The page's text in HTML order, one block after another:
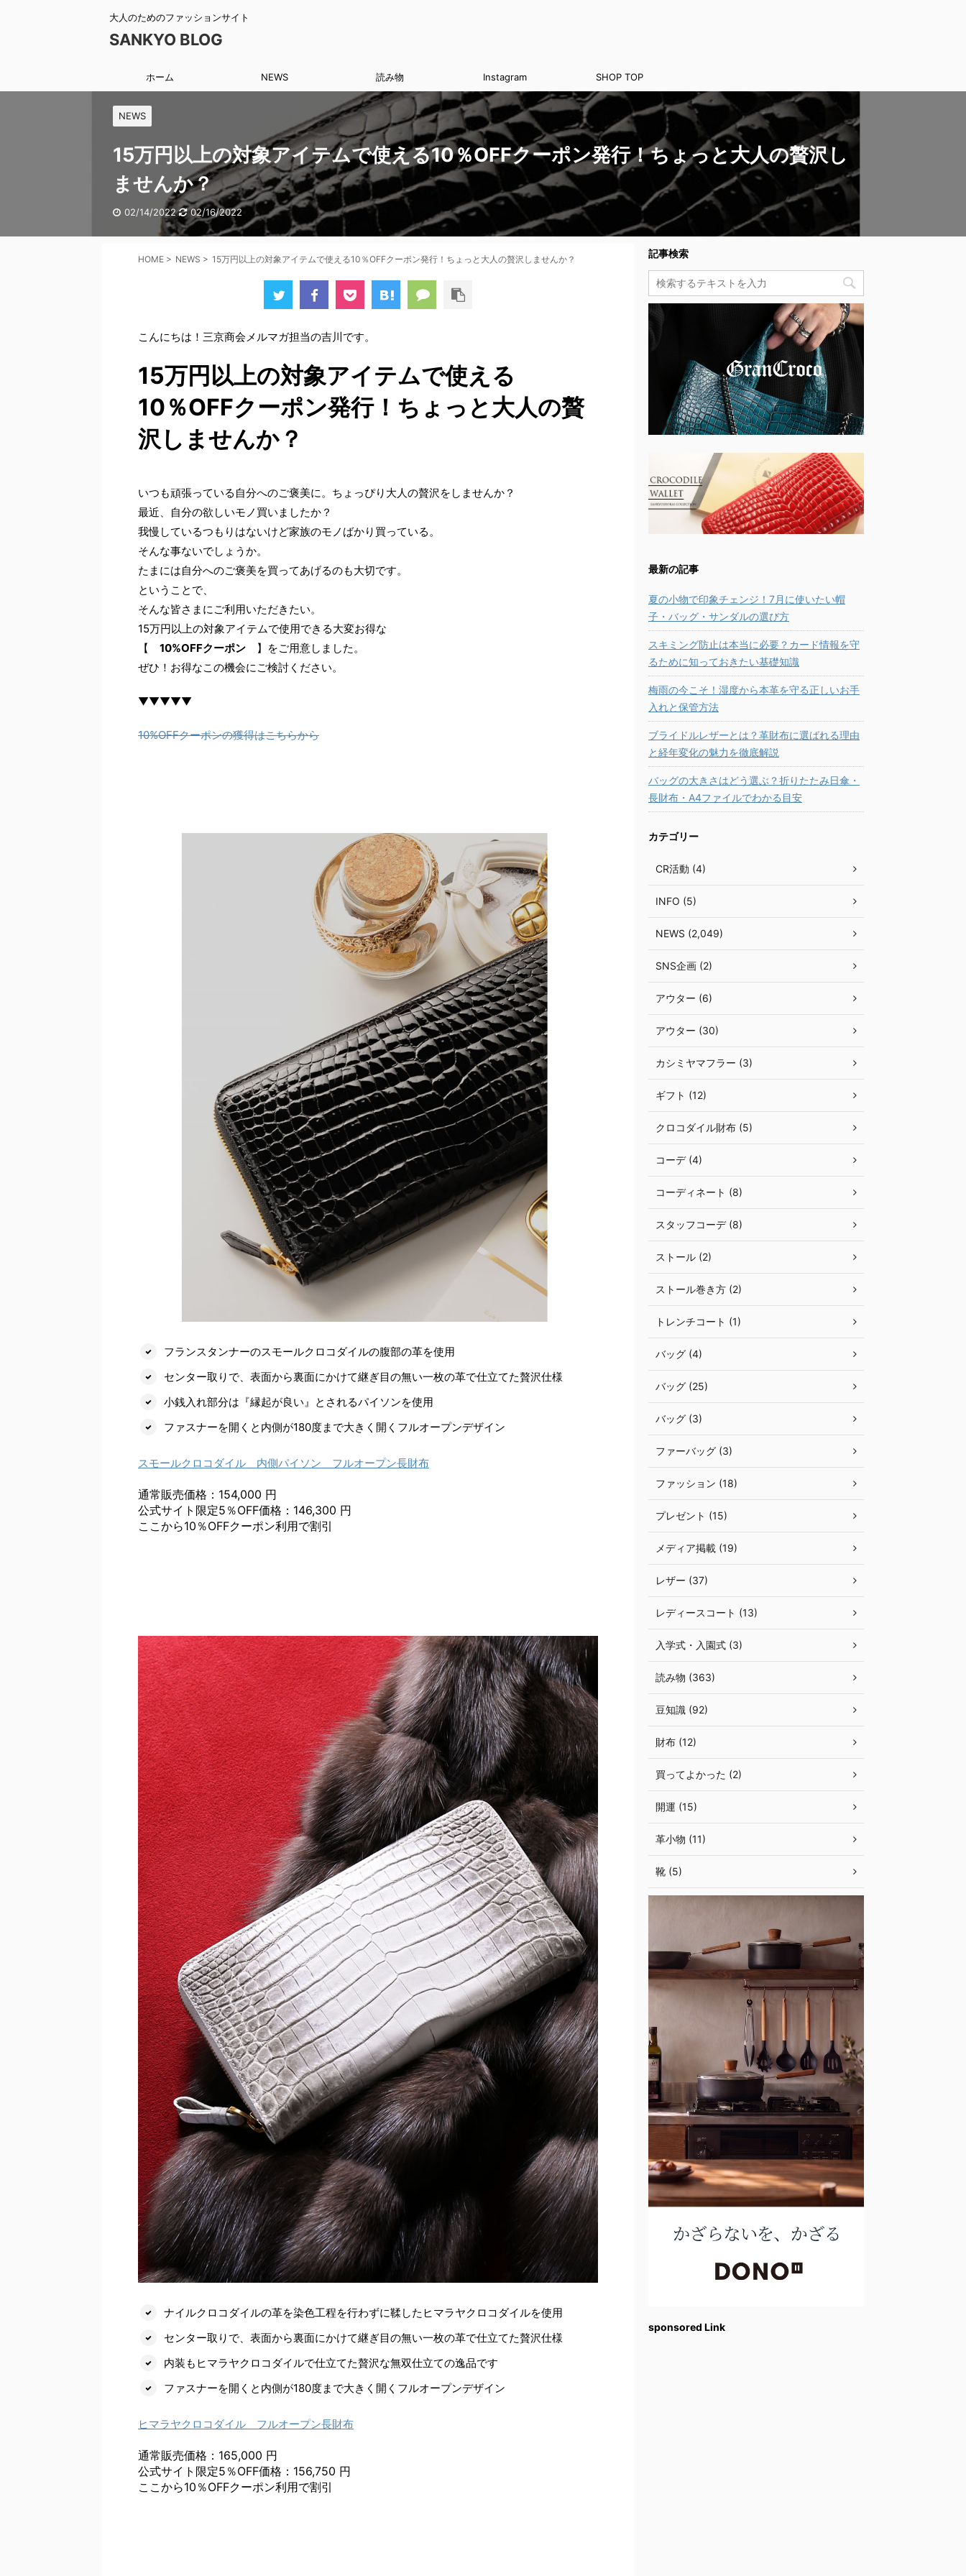
大人のためのファッションサイト
SANKYO BLOG
ホーム NEWS 読み物 Instagram SHOP TOP
NEWS
15万円以上の対象アイテムで使える10％OFFクーポン発行！ちょっと大人の贅沢し
ませんか？
02/14/2022 02/16/2022
HOME > NEWS > 15万円以上の対象アイテムで使える10％OFFクーポン発行！ちょっと大人の贅沢しませんか？
こんにちは！三京商会メルマガ担当の吉川です。
15万円以上の対象アイテムで使える
10％OFFクーポン発行！ちょっと大人の贅
沢しませんか？
いつも頑張っている自分へのご褒美に。ちょっぴり大人の贅沢をしませんか？
最近、自分の欲しいモノ買いましたか？
我慢しているつもりはないけど家族のモノばかり買っている。
そんな事ないでしょうか。
たまには自分へのご褒美を買ってあげるのも大切です。
ということで、
そんな皆さまにご利用いただきたい。
15万円以上の対象アイテムで使用できる大変お得な
【 10%OFFクーポン 】をご用意しました。
ぜひ！お得なこの機会にご検討ください。
▼▼▼▼▼
10%OFFクーポンの獲得はこちらから
フランスタンナーのスモールクロコダイルの腹部の革を使用
センター取りで、表面から裏面にかけて継ぎ目の無い一枚の革で仕立てた贅沢仕様
小銭入れ部分は『縁起が良い』とされるパイソンを使用
ファスナーを開くと内側が180度まで大きく開くフルオープンデザイン
スモールクロコダイル 内側パイソン フルオープン長財布
通常販売価格：154,000 円
公式サイト限定5％OFF価格：146,300 円
ここから10％OFFクーポン利用で割引
ナイルクロコダイルの革を染色工程を行わずに鞣したヒマラヤクロコダイルを使用
センター取りで、表面から裏面にかけて継ぎ目の無い一枚の革で仕立てた贅沢仕様
内装もヒマラヤクロコダイルで仕立てた贅沢な無双仕立ての逸品です
ファスナーを開くと内側が180度まで大きく開くフルオープンデザイン
ヒマラヤクロコダイル フルオープン長財布
通常販売価格：165,000 円
公式サイト限定5％OFF価格：156,750 円
ここから10％OFFクーポン利用で割引
記事検索
最新の記事
夏の小物で印象チェンジ！7月に使いたい帽
子・バッグ・サンダルの選び方
スキミング防止は本当に必要？カード情報を守
るために知っておきたい基礎知識
梅雨の今こそ！湿度から本革を守る正しいお手
入れと保管方法
ブライドルレザーとは？革財布に選ばれる理由
と経年変化の魅力を徹底解説
バッグの大きさはどう選ぶ？折りたたみ日傘・
長財布・A4ファイルでわかる目安
カテゴリー
CR活動 (4)
INFO (5)
NEWS (2,049)
SNS企画 (2)
アウター (6)
アウター (30)
カシミヤマフラー (3)
ギフト (12)
クロコダイル財布 (5)
コーデ (4)
コーディネート (8)
スタッフコーデ (8)
ストール (2)
ストール巻き方 (2)
トレンチコート (1)
バッグ (4)
バッグ (25)
バッグ (3)
ファーバッグ (3)
ファッション (18)
プレゼント (15)
メディア掲載 (19)
レザー (37)
レディースコート (13)
入学式・入園式 (3)
読み物 (363)
豆知識 (92)
財布 (12)
買ってよかった (2)
開運 (15)
革小物 (11)
靴 (5)
sponsored Link